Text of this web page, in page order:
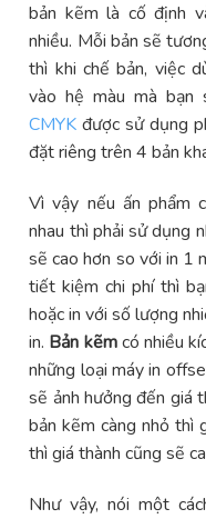
bản kẽm là cố định
nhiều. Mỗi bản sẽ
thì khi chế bản, việc
vào hệ màu mà bạn
CMYK được sử dụng
đặt riêng trên 4 bản
Vì vậy nếu ấn phẩm
nhau thì phải sử dụng
sẽ cao hơn so với in 1
tiết kiệm chi phí thì
hoặc in với số lượng
in. Bản kẽmcó nhiều
những loại máy in
sẽ ảnh hưởng đến giá
bản kẽm càng nhỏ thì
thì giá thành cũng sẽ
Như vậy, nói một